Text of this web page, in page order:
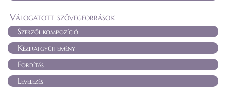
Válogatott szövegforrások
Szerzői kompozíció
Kéziratgyűjtemény
Fordítás
Levelezés